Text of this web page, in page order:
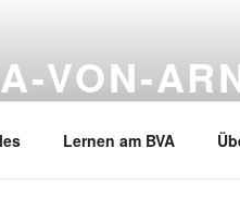
VON-
Lernen am BVA